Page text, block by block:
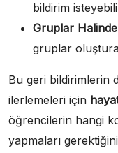
bildirim
Gruplar Halinde
gruplar
Bu geri bildirimlerin
ilerlemeleri için
öğrencilerin hangi
yapmaları